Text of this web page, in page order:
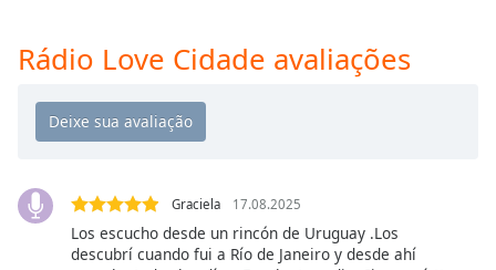
window.
Color
Opacity
Rádio Love Cidade avaliações
Graciela 17.08.2025
Los escucho desde un rincón de Uruguay .Los
descubrí cuando fui a Río de Janeiro y desde ahí